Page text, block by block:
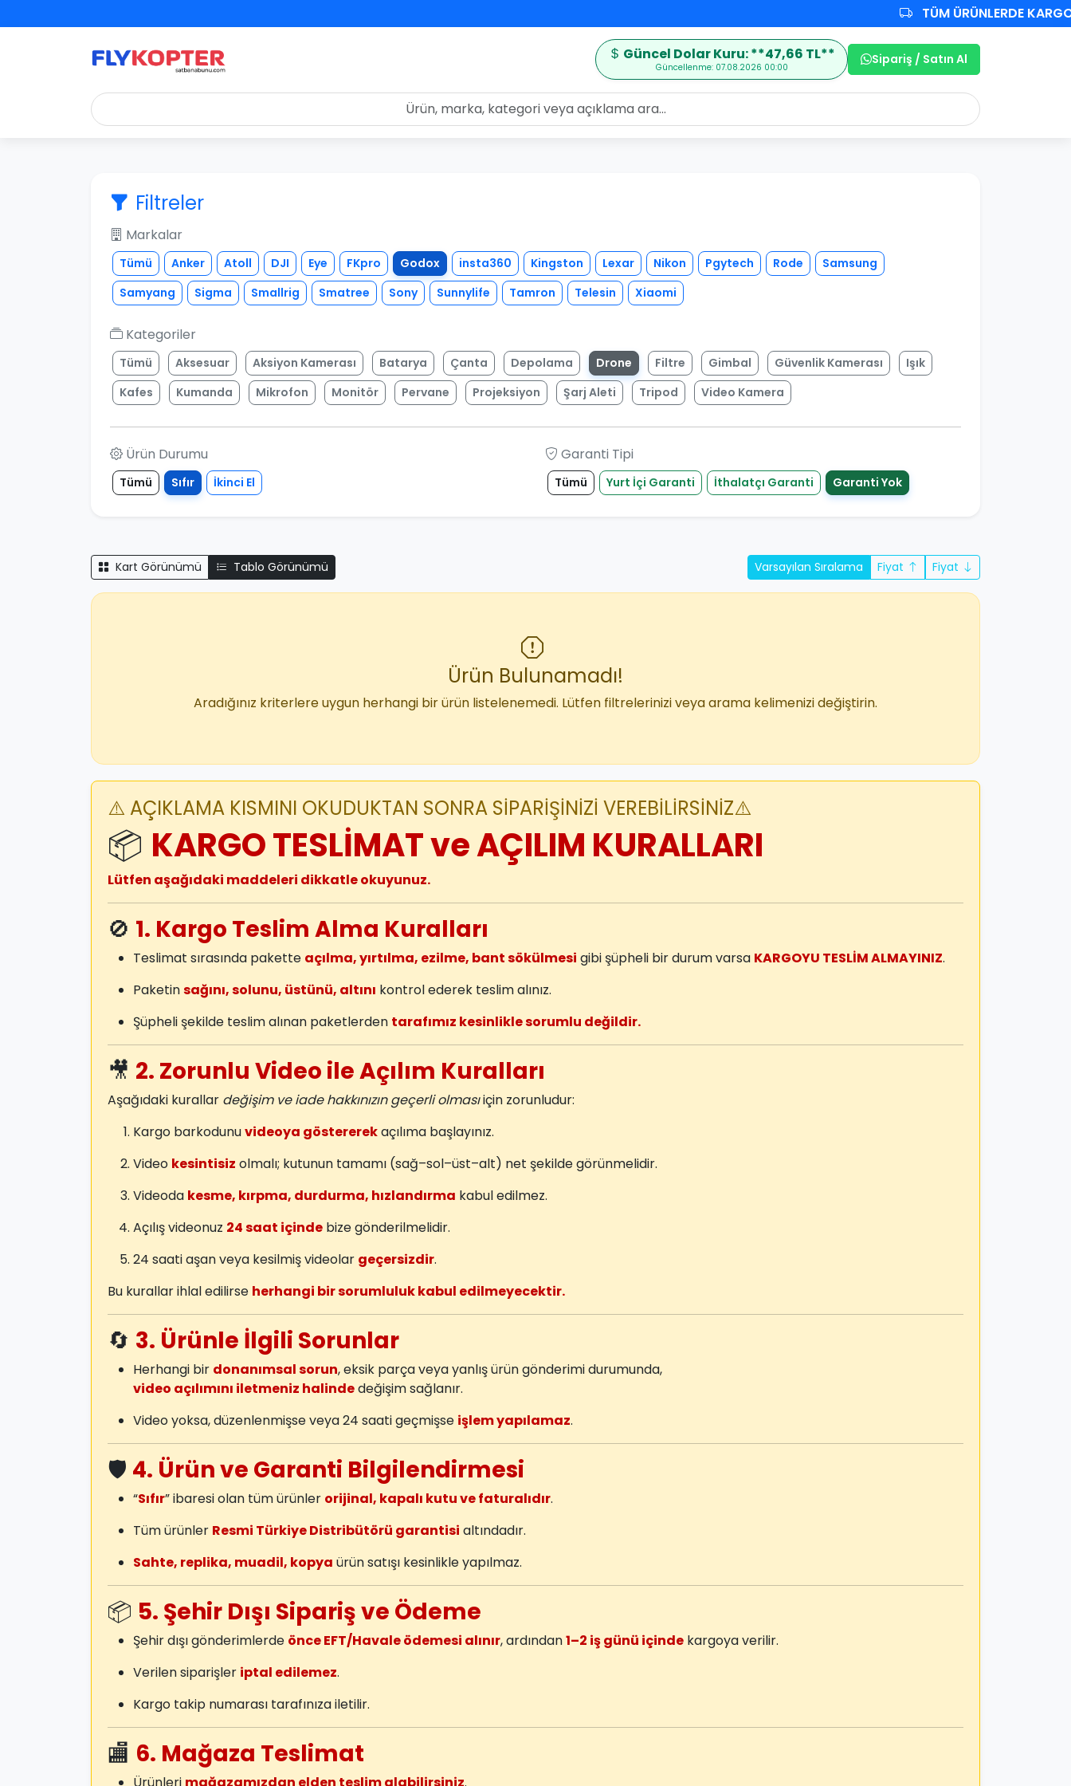
TÜM ÜRÜNLERDE KARGO
Güncel Dolar Kuru: **47,66 TL**
Güncellenme: 07.08.2026 00:00
Sipariş / Satın Al
Filtreler
Markalar
Tümü Anker Atoll DJI Eye FKpro Godox insta360 Kingston Lexar Nikon Pgytech Rode
Samsung
Samyang
Sigma Smallrig Smatree Sony Sunnylife Tamron Telesin Xiaomi
Kategoriler
Tümü Aksesuar Aksiyon Kamerası Batarya Çanta Depolama Drone Filtre Gimbal Güvenlik Kamerası
Işık
Kafes
Kumanda Mikrofon Monitör Pervane Projeksiyon Şarj Aleti Tripod Video Kamera
Ürün Durumu
Tümü Sıfır İkinci El
Garanti Tipi
Tümü Yurt İçi Garanti İthalatçı Garanti Garanti Yok
Kart Görünümü Tablo Görünümü Varsayılan Sıralama Fiyat Fiyat
Ürün Bulunamadı!
Aradığınız kriterlere uygun herhangi bir ürün listelenemedi. Lütfen filtrelerinizi veya arama kelimenizi değiştirin.
⚠️ AÇIKLAMA KISMINI OKUDUKTAN SONRA SİPARİŞİNİZİ VEREBİLİRSİNİZ⚠️
📦 KARGO TESLİMAT ve AÇILIM KURALLARI
Lütfen aşağıdaki maddeleri dikkatle okuyunuz.
🚫 1. Kargo Teslim Alma Kuralları
Teslimat sırasında pakette açılma, yırtılma, ezilme, bant sökülmesi gibi şüpheli bir durum varsa KARGOYU TESLİM ALMAYINIZ.
Paketinsağını, solunu, üstünü, altını kontrol ederek teslim alınız.
Şüpheli şekilde teslim alınan paketlerden tarafımız kesinlikle sorumlu değildir.
🎥 2. Zorunlu Video ile Açılım Kuralları
Aşağıdaki kurallar değişim ve iade hakkınızın geçerli olmasıiçin zorunludur:
Kargo barkodunuvideoya göstererekaçılıma başlayınız.
Video kesintisiz olmalı; kutunun tamamı (sağ–sol–üst–alt) net şekilde görünmelidir.
Videoda kesme, kırpma, durdurma, hızlandırma kabul edilmez.
Açılış videonuz 24 saat içinde bize gönderilmelidir.
24 saati aşan veya kesilmiş videolar geçersizdir.
Bu kurallar ihlal edilirse herhangi bir sorumluluk kabul edilmeyecektir.
🔄 3. Ürünle İlgili Sorunlar
Herhangi bir donanımsal sorun, eksik parça veya yanlış ürün gönderimi durumunda,
video açılımını iletmeniz halindedeğişim sağlanır.
Video yoksa, düzenlenmişse veya 24 saati geçmişse işlem yapılamaz.
🛡️ 4. Ürün ve Garanti Bilgilendirmesi
“Sıfır” ibaresi olan tüm ürünler orijinal, kapalı kutu ve faturalıdır.
Tüm ürünler Resmi Türkiye Distribütörü garantisi altındadır.
Sahte, replika, muadil, kopya ürün satışı kesinlikle yapılmaz.
📦 5. Şehir Dışı Sipariş ve Ödeme
Şehir dışı gönderimlerde önce EFT/Havale ödemesi alınır, ardından1–2 iş günü içinde kargoya verilir.
Verilen siparişler iptal edilemez.
Kargo takip numarası tarafınıza iletilir.
🏬 6. Mağaza Teslimat